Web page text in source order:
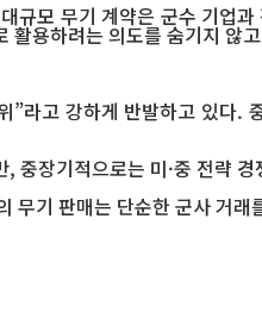
규모 무기 계약은 군수 기업
활용하려는 의도를 숨기지 않
라고 강하게 반발하고 있다
장기적으로는 미·중 전략
무기 판매는 단순한 군사 거